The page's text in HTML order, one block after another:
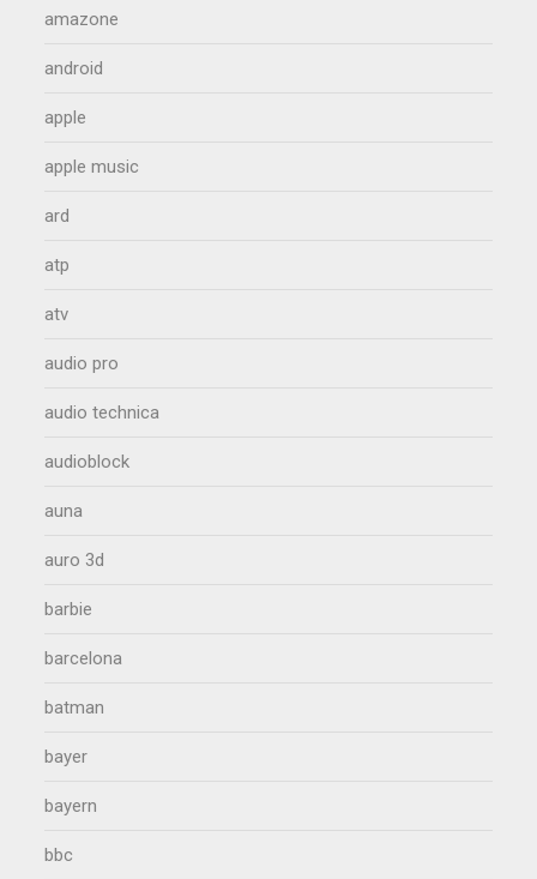
amazone
android
apple
apple music
ard
atp
atv
audio pro
audio technica
audioblock
auna
auro 3d
barbie
barcelona
batman
bayer
bayern
bbc